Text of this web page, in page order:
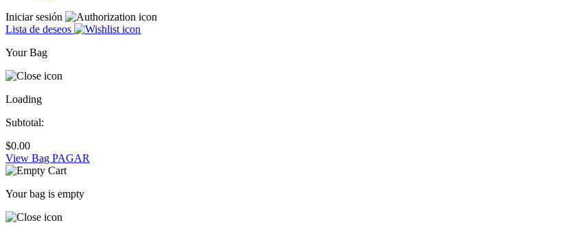
Iniciar sesión
Lista de deseos
Your Bag
Loading
Subtotal:
$0.00
View Bag PAGAR
Your bag is empty